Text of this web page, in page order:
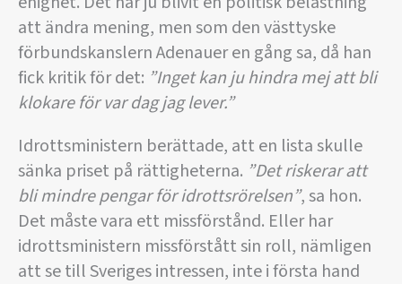
att ändra mening, men som den västtyske
förbundskanslern Adenauer en gång sa, då han
fick kritik för det: ”Inget kan ju hindra mej att bli
klokare för var dag jag lever.”
Idrottsministern berättade, att en lista skulle
sänka priset på rättigheterna. ”Det riskerar att
bli mindre pengar för idrottsrörelsen”, sa hon.
Det måste vara ett missförstånd. Eller har
idrottsministern missförstått sin roll, nämligen
att se till Sveriges intressen, inte i första hand